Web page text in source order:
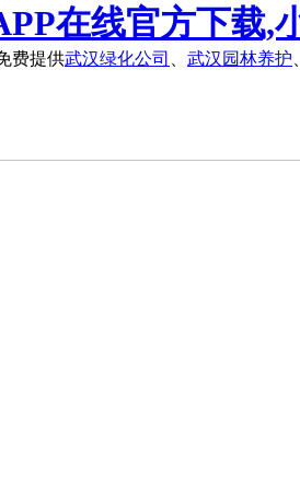
在线官方下载,
费提供武汉绿化公司 武汉园林养护